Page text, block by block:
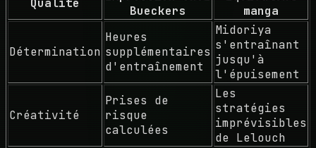
Qualité
Bueckers
manga
Détermination
Heures
supplémentaires
d'entraînement
Midoriya
s'entraînant
jusqu'à
l'épuisement
Créativité
Prises de
risque
calculées
Les
stratégies
imprévisibles
de Lelouch